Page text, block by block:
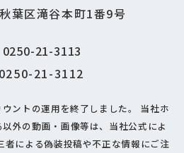
葉区滝谷本町1番9号
0250-21-3113
21-3112
ントの運用を終了しました。
当社ホ
外の動画・画像等は、当社公式によ
者による偽装投稿や不正な情報にご注